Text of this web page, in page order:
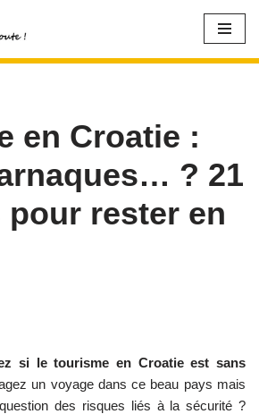
en Croatie :
? 21
rester en
si le tourisme en Croatie est sans
un voyage dans ce beau pays mais
des risques liés à la sécurité ?